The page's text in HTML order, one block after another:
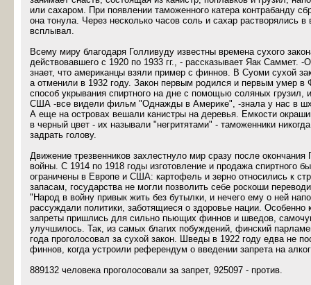
или сахаром. При появлении таможенного катера контрабанду
она тонула. Через несколько часов соль и сахар растворялись в
всплывал.
Всему миру благодаря Голливуду известны времена сухого
действовавшего с 1920 по 1933 гг., - рассказывает Яак Саммет. -
знает, что американцы взяли пример с финнов. В Суоми сухой
а отменили в 1932 году. Закон первым родился и первым умер в
способ укрывания спиртного на дне с помощью соляных грузил,
США -все видели фильм "Однажды в Америке", -знала у нас в
А еще на островах вешали канистры на деревья. Емкости
в черный цвет - их называли "негритятами" - таможенники
задрать голову.
Движение трезвенников захлестнуло мир сразу после окончания
войны. С 1914 по 1918 годы изготовление и продажа спиртного
ограничены в Европе и США: картофель и зерно относились к
запасам, государства не могли позволить себе роскоши
"Народ в войну привык жить без бутылки, и нечего ему о ней
рассуждали политики, заботящиеся о здоровье нации. Особенно
запреты пришлись для сильно пьющих финнов и шведов,
улучшилось. Так, из самых благих побуждений, финский
года проголосовал за сухой закон. Шведы в 1922 году едва не
финнов, когда устроили референдум о введении запрета на
889132 человека проголосовали за запрет, 925097 - против.